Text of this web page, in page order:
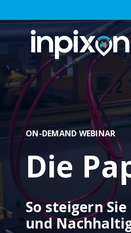
ON-DEMAND WEBINAR
Die
So steigern
und